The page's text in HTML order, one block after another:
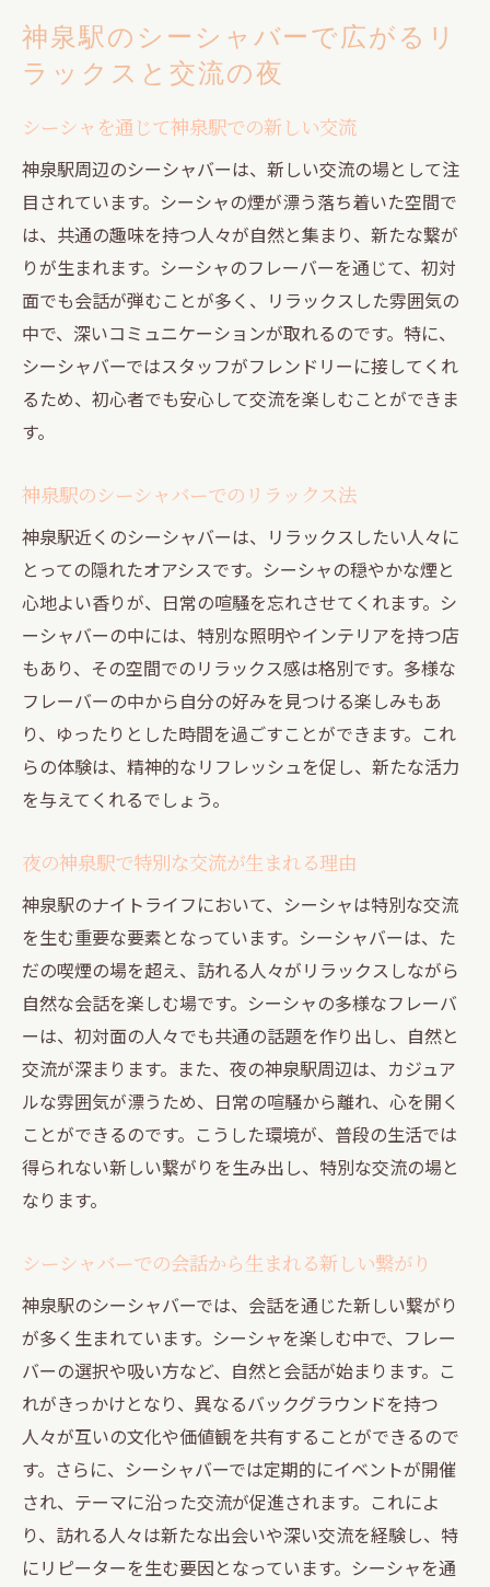
神泉駅のシーシャバーで広がるリ
ラックスと交流の夜
シーシャを通じて神泉駅での新しい交流
神泉駅周辺のシーシャバーは、新しい交流の場として注
目されています。シーシャの煙が漂う落ち着いた空間で
は、共通の趣味を持つ人々が自然と集まり、新たな繋が
りが生まれます。シーシャのフレーバーを通じて、初対
面でも会話が弾むことが多く、リラックスした雰囲気の
中で、深いコミュニケーションが取れるのです。特に、
シーシャバーではスタッフがフレンドリーに接してくれ
るため、初心者でも安心して交流を楽しむことができま
す。
神泉駅のシーシャバーでのリラックス法
神泉駅近くのシーシャバーは、リラックスしたい人々に
とっての隠れたオアシスです。シーシャの穏やかな煙と
心地よい香りが、日常の喧騒を忘れさせてくれます。シ
ーシャバーの中には、特別な照明やインテリアを持つ店
もあり、その空間でのリラックス感は格別です。多様な
フレーバーの中から自分の好みを見つける楽しみもあ
り、ゆったりとした時間を過ごすことができます。これ
らの体験は、精神的なリフレッシュを促し、新たな活力
を与えてくれるでしょう。
夜の神泉駅で特別な交流が生まれる理由
神泉駅のナイトライフにおいて、シーシャは特別な交流
を生む重要な要素となっています。シーシャバーは、た
だの喫煙の場を超え、訪れる人々がリラックスしながら
自然な会話を楽しむ場です。シーシャの多様なフレーバ
ーは、初対面の人々でも共通の話題を作り出し、自然と
交流が深まります。また、夜の神泉駅周辺は、カジュア
ルな雰囲気が漂うため、日常の喧騒から離れ、心を開く
ことができるのです。こうした環境が、普段の生活では
得られない新しい繋がりを生み出し、特別な交流の場と
なります。
シーシャバーでの会話から生まれる新しい繋がり
神泉駅のシーシャバーでは、会話を通じた新しい繋がり
が多く生まれています。シーシャを楽しむ中で、フレー
バーの選択や吸い方など、自然と会話が始まります。こ
れがきっかけとなり、異なるバックグラウンドを持つ
人々が互いの文化や価値観を共有することができるので
す。さらに、シーシャバーでは定期的にイベントが開催
され、テーマに沿った交流が促進されます。これによ
り、訪れる人々は新たな出会いや深い交流を経験し、特
にリピーターを生む要因となっています。シーシャを通